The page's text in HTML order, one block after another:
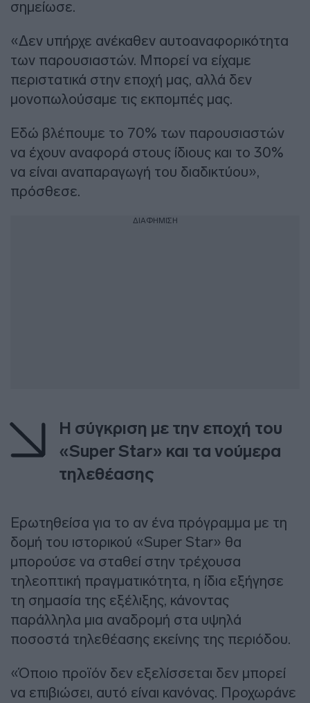
σημείωσε.
«Δεν υπήρχε ανέκαθεν αυτοαναφορικότητα
των παρουσιαστών. Μπορεί να είχαμε
περιστατικά στην εποχή μας, αλλά δεν
μονοπωλούσαμε τις εκπομπές μας.
Εδώ βλέπουμε το 70% των παρουσιαστών
να έχουν αναφορά στους ίδιους και το 30%
να είναι αναπαραγωγή του διαδικτύου»,
πρόσθεσε.
ΔΙΑΦΗΜΙΣΗ
Η σύγκριση με την εποχή του
«Super Star» και τα νούμερα
τηλεθέασης
Ερωτηθείσα για το αν ένα πρόγραμμα με τη
δομή του ιστορικού «Super Star» θα
μπορούσε να σταθεί στην τρέχουσα
τηλεοπτική πραγματικότητα, η ίδια εξήγησε
τη σημασία της εξέλιξης, κάνοντας
παράλληλα μια αναδρομή στα υψηλά
ποσοστά τηλεθέασης εκείνης της περιόδου.
«Όποιο προϊόν δεν εξελίσσεται δεν μπορεί
να επιβιώσει, αυτό είναι κανόνας. Προχωράνε